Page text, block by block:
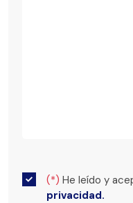
(*) He leído y
privacidad.